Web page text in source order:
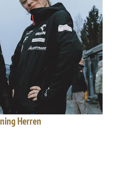
Herren